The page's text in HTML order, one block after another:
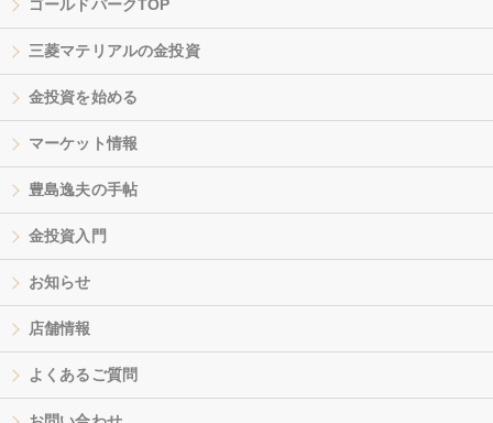
ゴールドパークTOP
三菱マテリアルの金投資
金投資を始める
マーケット情報
豊島逸夫の手帖
金投資入門
お知らせ
店舗情報
よくあるご質問